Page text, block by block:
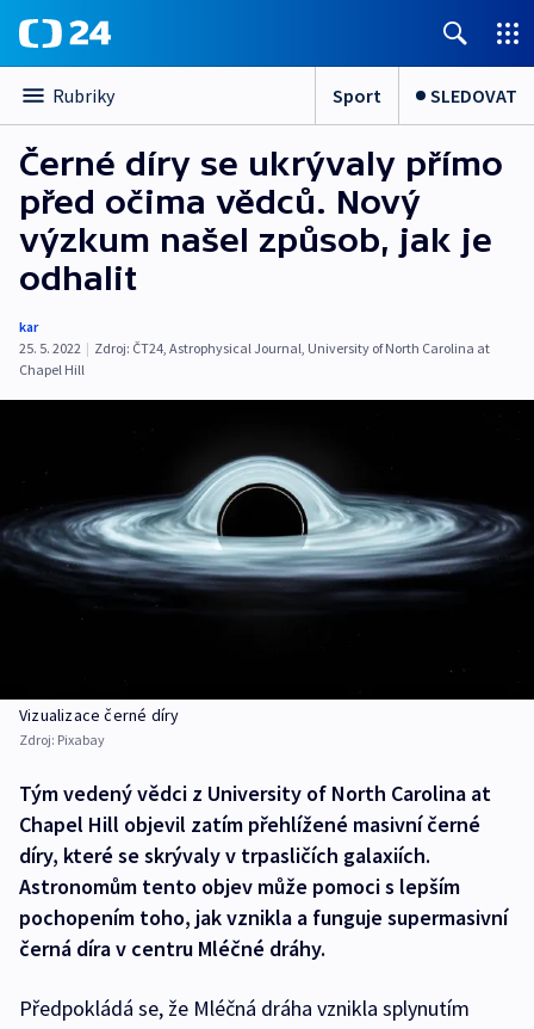
Rubriky Sport SLEDOVAT
Černé díry se ukrývaly přímo
před očima vědců. Nový
výzkum našel způsob, jak je
odhalit
kar
25. 5. 2022 | Zdroj: ČT24, Astrophysical Journal, University of North Carolina at
Chapel Hill
Vizualizace černé díry
Zdroj: Pixabay
Tým vedený vědci z University of North Carolina at
Chapel Hill objevil zatím přehlížené masivní černé
díry, které se skrývaly v trpasličích galaxiích.
Astronomům tento objev může pomoci s lepším
pochopením toho, jak vznikla a funguje supermasivní
černá díra v centru Mléčné dráhy.
Předpokládá se, že Mléčná dráha vznikla splynutím